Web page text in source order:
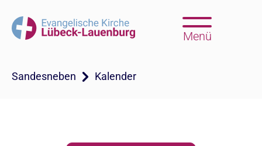
Menü
Sandesneben Kalender